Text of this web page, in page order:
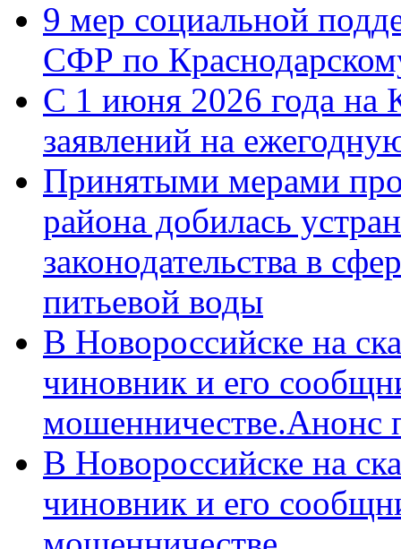
9 мер социальной
СФР по
С 1 июня 2026 года на
заявлений на
Принятыми мерами
района добилась
законодательства в
питьевой воды
В Новороссийске на
чиновник и его
мошенничестве.Анонс
В Новороссийске на
чиновник и его